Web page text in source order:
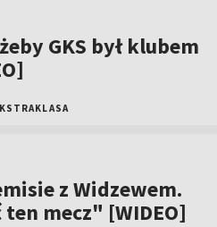
GKS był klubem
z Widzewem.
mecz" [WIDEO]